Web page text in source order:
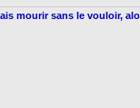
mourir sans le vouloir,